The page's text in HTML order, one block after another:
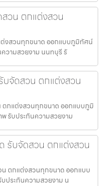
วน ตกแต่งสวน
งสวนทุกขนาด ออกแบบภูมิทัศน์
วามสวยงาม นนทบุรี รั
จัดสวน ตกแต่งสวน
กแต่งสวนทุกขนาด ออกแบบภูมิ
รับประกันความสวยงาม
รับจัดสวน ตกแต่งสวน
ตกแต่งสวนทุกขนาด ออกแบบ
ประกันความสวยงาม น